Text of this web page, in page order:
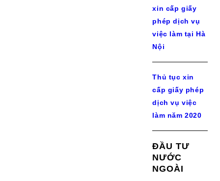
xin cấp giấy
phép dịch vụ
việc làm tại Hà
Nội
Thủ tục xin
cấp giấy phép
dịch vụ việc
làm năm 2020
ĐẦU TƯ
NƯỚC
NGOÀI